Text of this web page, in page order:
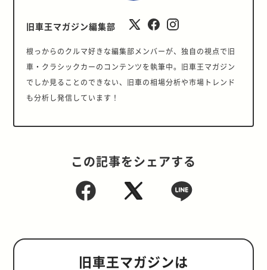
旧車王マガジン編集部
根っからのクルマ好きな編集部メンバーが、独自の視点で旧
車・クラシックカーのコンテンツを執筆中。旧車王マガジン
でしか見ることのできない、旧車の相場分析や市場トレンド
も分析し発信しています！
この記事をシェアする
旧車王マガジンは